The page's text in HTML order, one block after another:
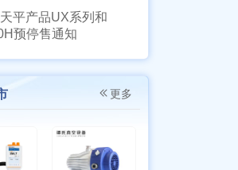
平产品UX系列和
预停售通知
更多